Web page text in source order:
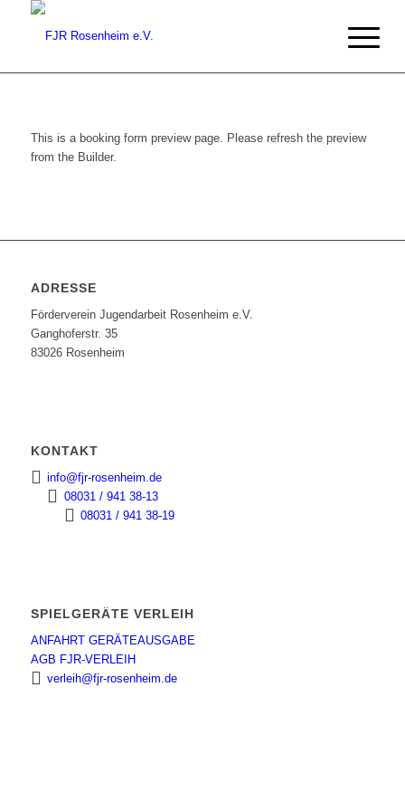
This is a booking form preview page. Please refresh the preview
from the Builder.
ADRESSE
Förderverein Jugendarbeit Rosenheim e.V.
Ganghoferstr. 35
83026 Rosenheim
KONTAKT
info@fjr-rosenheim.de
08031 / 941 38-13
08031 / 941 38-19
SPIELGERÄTE VERLEIH
ANFAHRT GERÄTEAUSGABE
AGB FJR-VERLEIH
verleih@fjr-rosenheim.de